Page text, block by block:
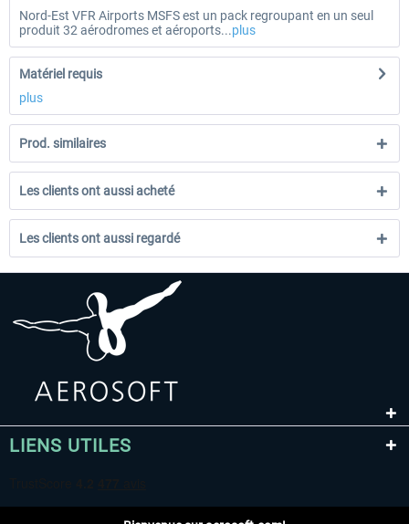
Nord-Est VFR Airports MSFS est un pack regroupant en un seul
produit 32 aérodromes et aéroports...plus
Matériel requis
plus
Prod. similaires
Les clients ont aussi acheté
Les clients ont aussi regardé
LIENS UTILES